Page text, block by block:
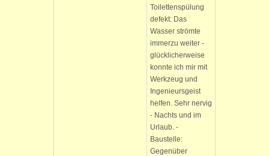
Toilettenspülung
defekt: Das
Wasser strömte
immerzu weiter -
glücklicherweise
konnte ich mir mit
Werkzeug und
Ingenieursgeist
helfen. Sehr nervig
- Nachts und im
Urlaub. -
Baustelle:
Gegenüber